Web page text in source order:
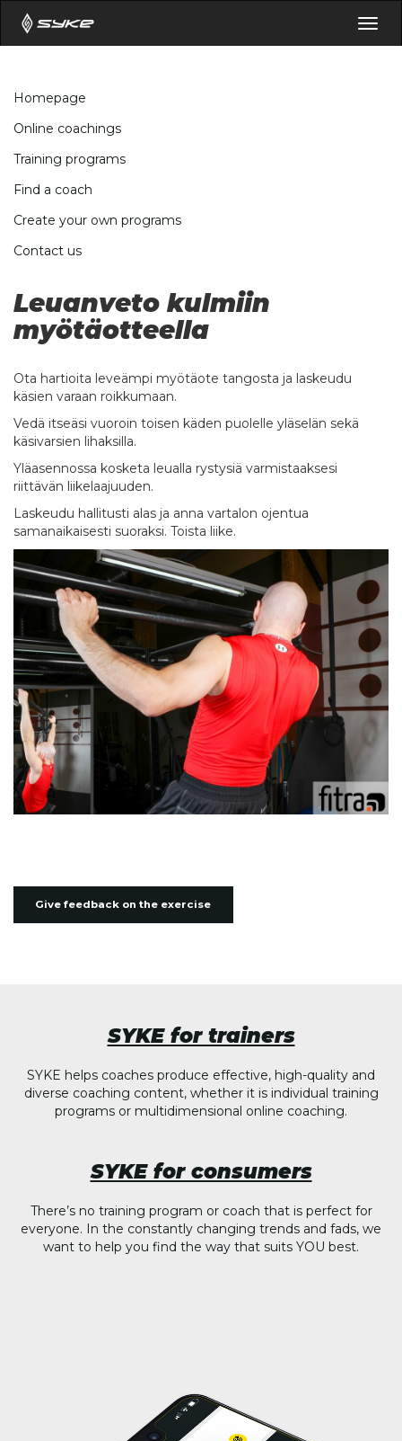
Homepage
Online coachings
Training programs
Find a coach
Create your own programs
Contact us
Leuanveto kulmiin
myötäotteella
Ota hartioita leveämpi myötäote tangosta ja laskeudu
käsien varaan roikkumaan.
Vedä itseäsi vuoroin toisen käden puolelle yläselän sekä
käsivarsien lihaksilla.
Yläasennossa kosketa leualla rystysiä varmistaaksesi
riittävän liikelaajuuden.
Laskeudu hallitusti alas ja anna vartalon ojentua
samanaikaisesti suoraksi. Toista liike.
Give feedback on the exercise
SYKE for trainers
SYKE helps coaches produce effective, high-quality and
diverse coaching content, whether it is individual training
programs or multidimensional online coaching.
SYKE for consumers
There’s no training program or coach that is perfect for
everyone. In the constantly changing trends and fads, we
want to help you find the way that suits YOU best.